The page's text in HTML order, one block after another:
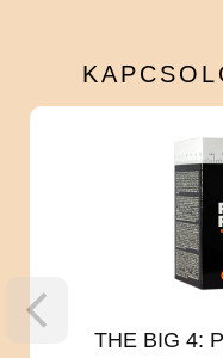
THE BIG 4: